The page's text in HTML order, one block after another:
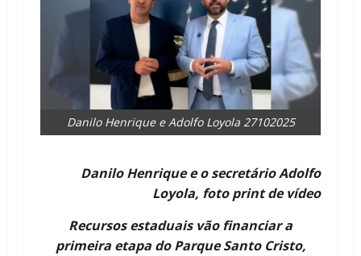
Danilo Henrique e Adolfo Loyola 27102025
Danilo Henrique e o secretário Adolfo
Loyola, foto print de vídeo
Recursos estaduais vão financiar a
primeira etapa do Parque Santo Cristo,